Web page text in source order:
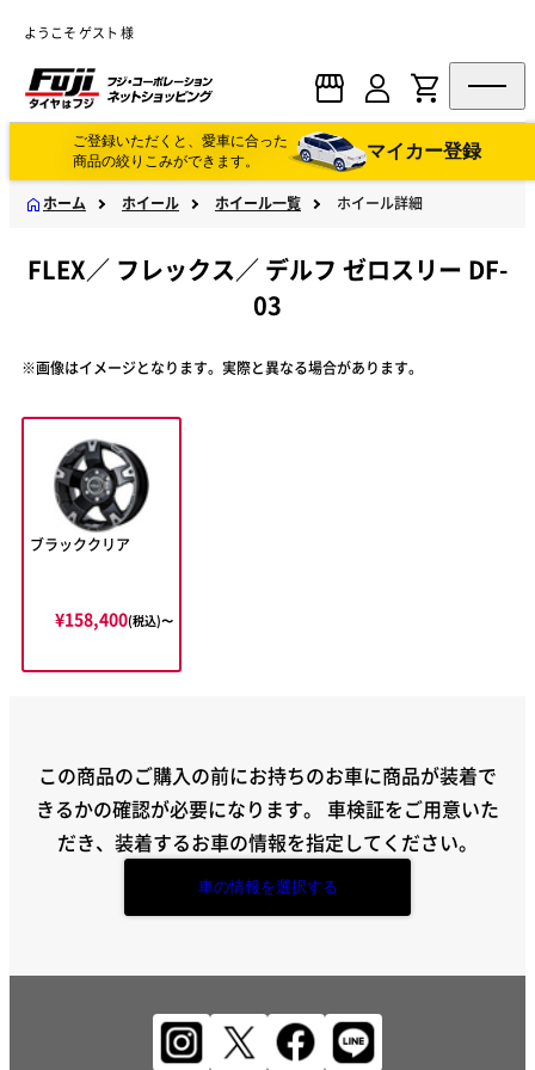
ようこそ ゲスト 様
ご登録いただくと、愛車に合った
商品の絞りこみができます。
マイカー登録
ホーム ホイール ホイール一覧 ホイール詳細
FLEX／ フレックス／ デルフ ゼロスリー DF-
03
※画像はイメージとなります。実際と異なる場合があります。
ブラッククリア
¥158,400(税込)〜
この商品のご購入の前にお持ちのお車に商品が装着で
きるかの確認が必要になります。 車検証をご用意いた
だき、装着するお車の情報を指定してください。
車の情報を選択する